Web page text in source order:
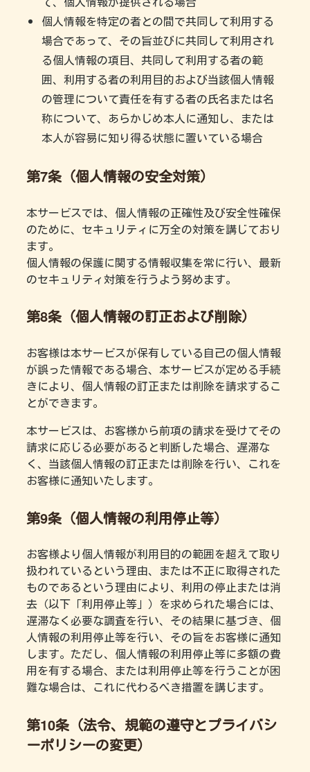
個人情報を特定の者との間で共同して利用する
場合であって、その旨並びに共同して利用され
る個人情報の項目、共同して利用する者の範
囲、利用する者の利用目的および当該個人情報
の管理について責任を有する者の氏名または名
称について、あらかじめ本人に通知し、または
本人が容易に知り得る状態に置いている場合
第7条（個人情報の安全対策）
本サービスでは、個人情報の正確性及び安全性確保
のために、セキュリティに万全の対策を講じており
ます。
個人情報の保護に関する情報収集を常に行い、最新
のセキュリティ対策を行うよう努めます。
第8条（個人情報の訂正および削除）
お客様は本サービスが保有している自己の個人情報
が誤った情報である場合、本サービスが定める手続
きにより、個人情報の訂正または削除を請求するこ
とができます。
本サービスは、お客様から前項の請求を受けてその
請求に応じる必要があると判断した場合、遅滞な
く、当該個人情報の訂正または削除を行い、これを
お客様に通知いたします。
第9条（個人情報の利用停止等）
お客様より個人情報が利用目的の範囲を超えて取り
扱われているという理由、または不正に取得された
ものであるという理由により、利用の停止または消
去（以下「利用停止等」）を求められた場合には、
遅滞なく必要な調査を行い、その結果に基づき、個
人情報の利用停止等を行い、その旨をお客様に通知
します。ただし、個人情報の利用停止等に多額の費
用を有する場合、または利用停止等を行うことが困
難な場合は、これに代わるべき措置を講じます。
第10条（法令、規範の遵守とプライバシ
ーポリシーの変更）